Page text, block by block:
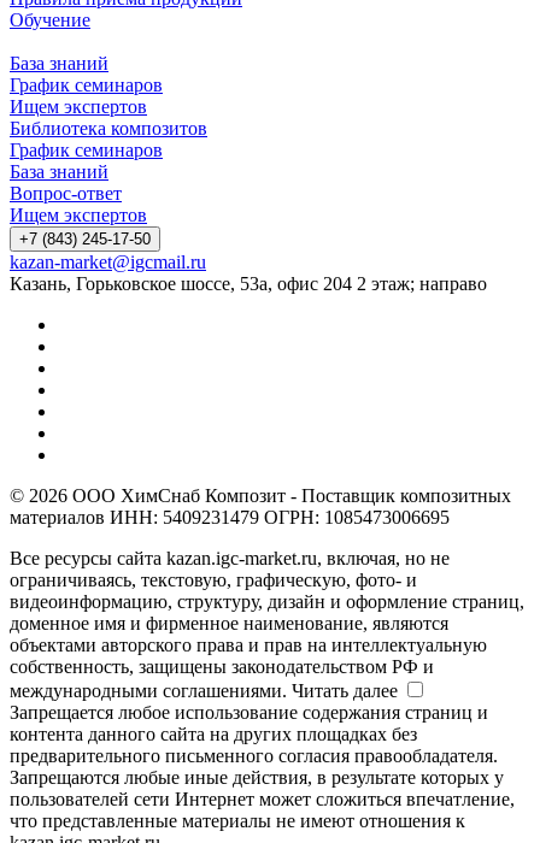
Обучение
База знаний
График семинаров
Ищем экспертов
Библиотека композитов
График семинаров
База знаний
Вопрос-ответ
Ищем экспертов
+7 (843) 245-17-50
kazan-market@igcmail.ru
Казань, ​Горьковское шоссе, 53а, офис 204 2 этаж; направо
© 2026 ООО ХимСнаб Композит - Поставщик композитных
материалов ИНН: 5409231479 ОГРН: 1085473006695
Все ресурсы сайта kazan.igc-market.ru, включая, но не
ограничиваясь, текстовую, графическую, фото- и
видеоинформацию, структуру, дизайн и оформление страниц,
доменное имя и фирменное наименование, являются
объектами авторского права и прав на интеллектуальную
собственность, защищены законодательством РФ и
международными соглашениями. Читать далее
Запрещается любое использование содержания страниц и
контента данного сайта на других площадках без
предварительного письменного согласия правообладателя.
Запрещаются любые иные действия, в результате которых у
пользователей сети Интернет может сложиться впечатление,
что представленные материалы не имеют отношения к